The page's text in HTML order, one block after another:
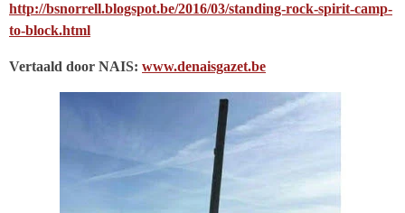
http://bsnorrell.blogspot.be/2016/03/standing-rock-spirit-camp-
to-block.html
Vertaald door NAIS: www.denaisgazet.be